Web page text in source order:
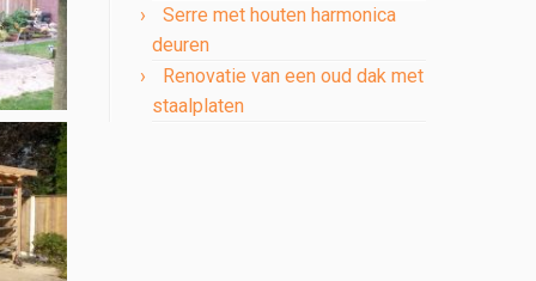
Serre met houten harmonica
deuren
Renovatie van een oud dak met
staalplaten